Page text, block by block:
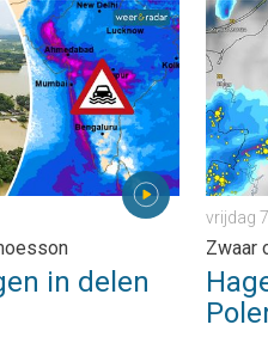
6 augustus 2026
van Azië. Een
in delen
Hagel
vrijdag
Zwaar